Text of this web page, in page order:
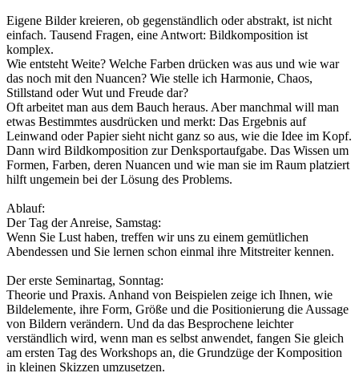
Eigene Bilder kreieren, ob gegenständlich oder abstrakt, ist nicht
einfach. Tausend Fragen, eine Antwort: Bildkomposition ist
komplex.
Wie entsteht Weite? Welche Farben drücken was aus und wie war
das noch mit den Nuancen? Wie stelle ich Harmonie, Chaos,
Stillstand oder Wut und Freude dar?
Oft arbeitet man aus dem Bauch heraus. Aber manchmal will man
etwas Bestimmtes ausdrücken und merkt: Das Ergebnis auf
Leinwand oder Papier sieht nicht ganz so aus, wie die Idee im Kopf.
Dann wird Bildkomposition zur Denksportaufgabe. Das Wissen um
Formen, Farben, deren Nuancen und wie man sie im Raum platziert
hilft ungemein bei der Lösung des Problems.
Ablauf:
Der Tag der Anreise, Samstag:
Wenn Sie Lust haben, treffen wir uns zu einem gemütlichen
Abendessen und Sie lernen schon einmal ihre Mitstreiter kennen.
Der erste Seminartag, Sonntag:
Theorie und Praxis. Anhand von Beispielen zeige ich Ihnen, wie
Bildelemente, ihre Form, Größe und die Positionierung die Aussage
von Bildern verändern. Und da das Besprochene leichter
verständlich wird, wenn man es selbst anwendet, fangen Sie gleich
am ersten Tag des Workshops an, die Grundzüge der Komposition
in kleinen Skizzen umzusetzen.